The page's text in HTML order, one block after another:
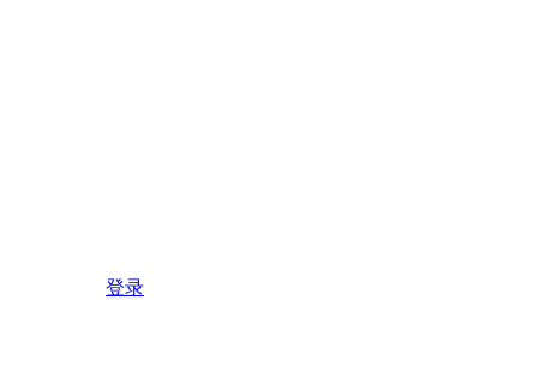
登录